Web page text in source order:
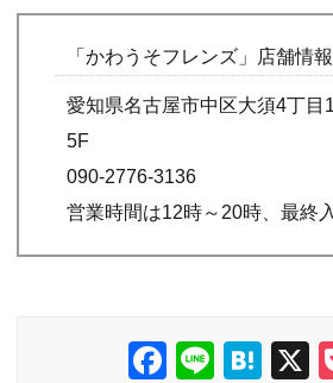
「かわうそフレンズ」店舗情報
愛知県名古屋市中区大須4丁
5F
090-2776-3136
営業時間は12時～20時、最終
F
Li
H